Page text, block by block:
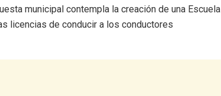
municipal contempla la creación de una Escuela
licencias de conducir a los conductores